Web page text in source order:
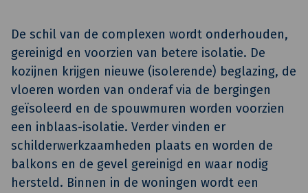
De schil van de complexen wordt onderhouden,
gereinigd en voorzien van betere isolatie. De
kozijnen krijgen nieuwe (isolerende) beglazing, de
vloeren worden van onderaf via de bergingen
geïsoleerd en de spouwmuren worden voorzien
een inblaas-isolatie. Verder vinden er
schilderwerkzaamheden plaats en worden de
balkons en de gevel gereinigd en waar nodig
hersteld. Binnen in de woningen wordt een